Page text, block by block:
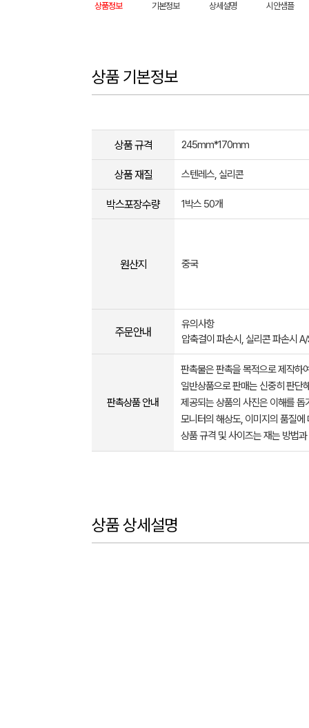
상품정보 기본정보 상세설명 시안샘플
상품 기본정보
상품 규격 245mm*170mm
상품 재질 스텐레스, 실리콘
박스포장수량 1박스 50개
원산지 중국
주문안내
유의사항
압축걸이 파손시, 실리콘 파손시
판촉상품 안내
판촉물은 판촉을 목적으로 제작하
일반상품으로 판매는 신중히 판단
제공되는 상품의 사진은 이해를
모니터의 해상도, 이미지의 품질
상품 규격 및 사이즈는 재는 방법
상품 상세설명